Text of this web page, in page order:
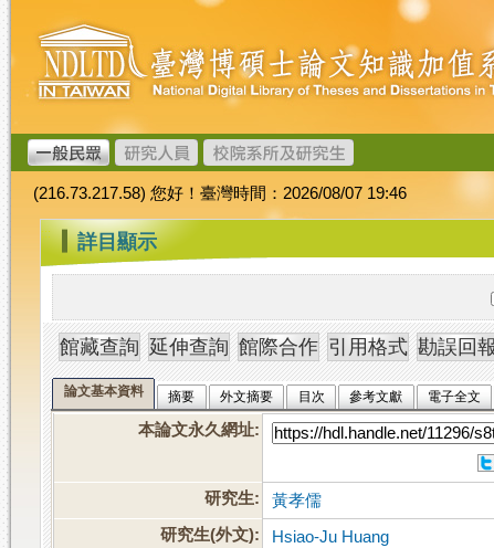
跳
到
主
要
內
容
臺
灣
博
碩
士
論
文
加
值
系
統
(216.73.217.58) 您好！臺灣時間：2026/08/07 19:46
::: 詳目顯示
論文基本資料 摘要 外文摘要 目次 參考文獻 電子全文
本論文永久網址:
研究生:
黃孝儒
研究生(外文):
Hsiao-Ju Huang